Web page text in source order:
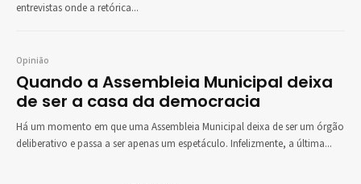
entrevistas onde a retórica...
Opinião
Quando a Assembleia Municipal deixa
de ser a casa da democracia
Há um momento em que uma Assembleia Municipal deixa de ser um órgão
deliberativo e passa a ser apenas um espetáculo. Infelizmente, a última...